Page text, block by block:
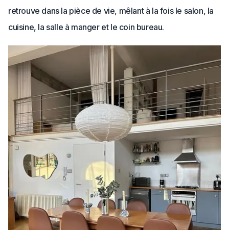
retrouve dans la pièce de vie, mêlant à la fois le salon, la
cuisine, la salle à manger et le coin bureau.